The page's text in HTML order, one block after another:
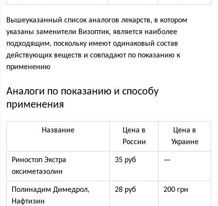
Вышеуказанный список аналогов лекарств, в котором
указаны заменители Визоптик, является наиболее
подходящим, поскольку имеют одинаковый состав
действующих веществ и совпадают по показанию к
применению
Аналоги по показанию и способу
применения
Название
Цена в
России
Цена в
Украине
Риностоп Экстра
оксиметазолин
35 руб —
Полинадим Димедрол,
Нафтизин
28 руб 200 грн